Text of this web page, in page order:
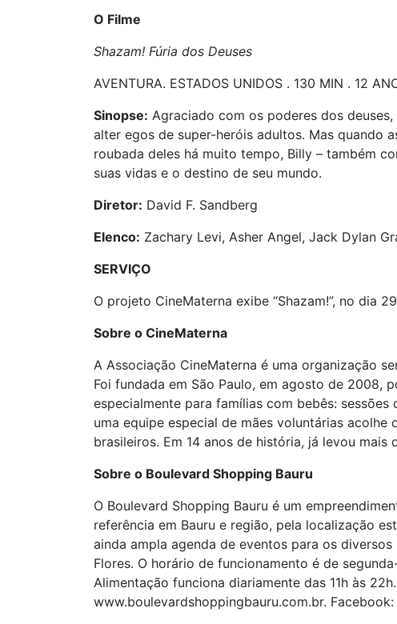
O Filme
Shazam! Fúria dos Deuses
AVENTURA. ESTADOS UNIDOS . 130 MIN . 12
Sinopse: Agraciado com os poderes dos
alter egos de super-heróis adultos. Mas quando
roubada deles há muito tempo, Billy – também
suas vidas e o destino de seu mundo.
Diretor: David F. Sandberg
Elenco: Zachary Levi, Asher Angel, Jack Dylan
SERVIÇO
O projeto CineMaterna exibe “Shazam!”, no dia
Sobre o CineMaterna
A Associação CineMaterna é uma organização
Foi fundada em São Paulo, em agosto de 2008,
especialmente para famílias com bebês:
uma equipe especial de mães voluntárias
brasileiros. Em 14 anos de história, já levou
Sobre o Boulevard Shopping Bauru
O Boulevard Shopping Bauru é um
referência em Bauru e região, pela localização
ainda ampla agenda de eventos para os
Flores. O horário de funcionamento é de
Alimentação funciona diariamente das 11h às
www.boulevardshoppingbauru.com.br.